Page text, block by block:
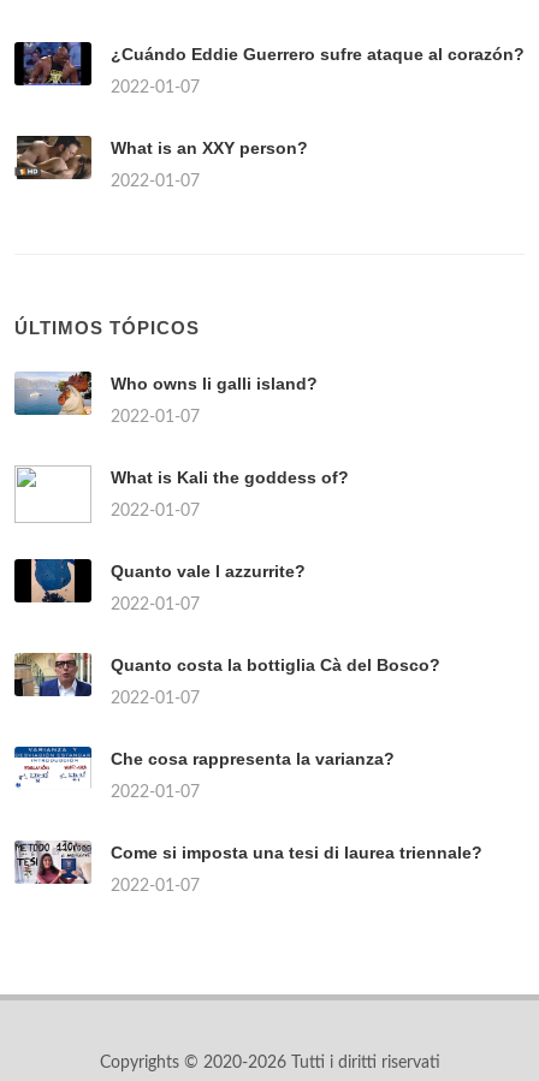
¿Cuándo Eddie Guerrero sufre ataque al corazón?
2022-01-07
What is an XXY person?
2022-01-07
ÚLTIMOS TÓPICOS
Who owns li galli island?
2022-01-07
What is Kali the goddess of?
2022-01-07
Quanto vale l azzurrite?
2022-01-07
Quanto costa la bottiglia Cà del Bosco?
2022-01-07
Che cosa rappresenta la varianza?
2022-01-07
Come si imposta una tesi di laurea triennale?
2022-01-07
Copyrights © 2020-2026 Tutti i diritti riservati